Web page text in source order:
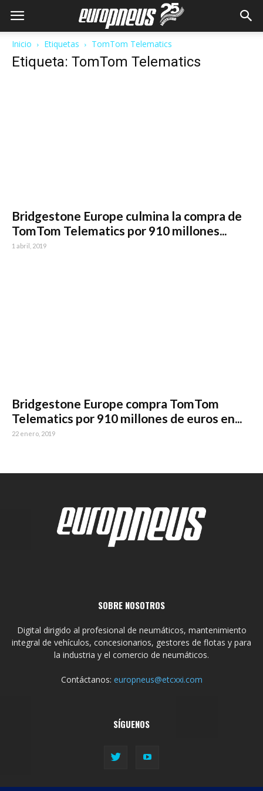
Inicio Etiquetas TomTom Telematics
Etiqueta: TomTom Telematics
Bridgestone Europe culmina la compra de
TomTom Telematics por 910 millones...
1 abril, 2019
Bridgestone Europe compra TomTom
Telematics por 910 millones de euros en...
22 enero, 2019
SOBRE NOSOTROS
Digital dirigido al profesional de neumáticos, mantenimiento
integral de vehículos, concesionarios, gestores de flotas y para
la industria y el comercio de neumáticos.
Contáctanos: europneus@etcxxi.com
SÍGUENOS